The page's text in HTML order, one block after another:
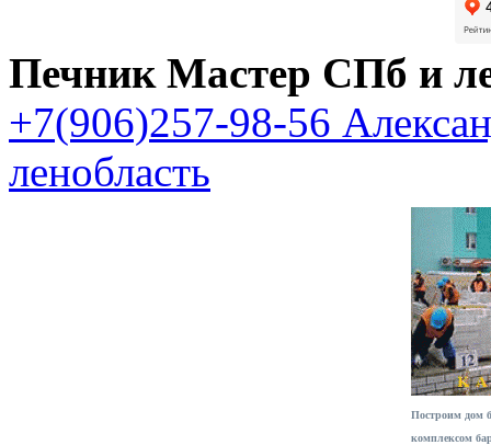
Печник Мастер СПб и
+7(906)257-98-56
ленобласть
Построим дом
комплексом